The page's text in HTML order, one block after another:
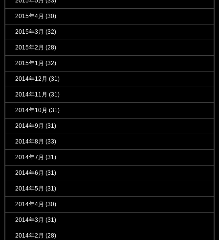
2015年4月 (30)
2015年3月 (32)
2015年2月 (28)
2015年1月 (32)
2014年12月 (31)
2014年11月 (31)
2014年10月 (31)
2014年9月 (31)
2014年8月 (33)
2014年7月 (31)
2014年6月 (31)
2014年5月 (31)
2014年4月 (30)
2014年3月 (31)
2014年2月 (28)